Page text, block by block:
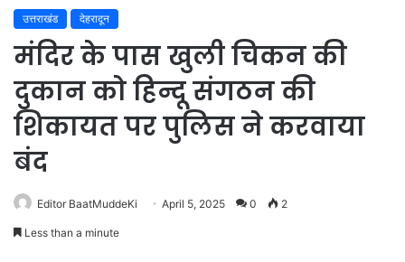
उत्तराखंड देहरादून
मंदिर के पास खुली चिकन की
दुकान को हिन्दू संगठन की
शिकायत पर पुलिस ने करवाया
बंद
Editor BaatMuddeKi April 5, 2025 0 2
Less than a minute